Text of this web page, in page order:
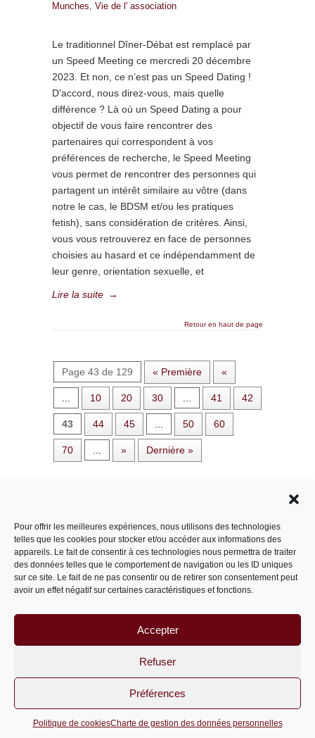
Pour offrir les meilleures expériences, nous utilisons des technologies
telles que les cookies pour stocker et/ou accéder aux informations des
appareils. Le fait de consentir à ces technologies nous permettra de traiter
des données telles que le comportement de navigation ou les ID uniques
sur ce site. Le fait de ne pas consentir ou de retirer son consentement peut
avoir un effet négatif sur certaines caractéristiques et fonctions.
Accepter
Refuser
Préférences
Politique de cookiesCharte de gestion des données personnelles
Munches, Vie de l' association
Le traditionnel Dîner-Débat est remplacé par
un Speed Meeting ce mercredi 20 décembre
2023. Et non, ce n’est pas un Speed Dating !
D’accord, nous direz-vous, mais quelle
différence ? Là où un Speed Dating a pour
objectif de vous faire rencontrer des
partenaires qui correspondent à vos
préférences de recherche, le Speed Meeting
vous permet de rencontrer des personnes qui
partagent un intérêt similaire au vôtre (dans
notre le cas, le BDSM et/ou les pratiques
fetish), sans considération de critères. Ainsi,
vous vous retrouverez en face de personnes
choisies au hasard et ce indépendamment de
leur genre, orientation sexuelle, et
Lire la suite →
Retour en haut de page
Page 43 de 129 « Première «
10 20 30 41 42
43 44 45 50 60
70 » Dernière »
Catégories